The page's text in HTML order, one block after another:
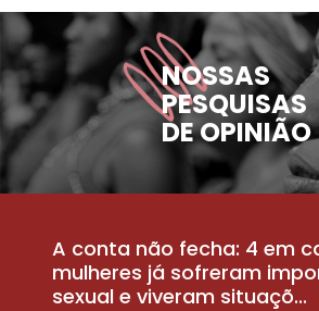
NOSSAS
PESQUISAS
DE OPINIÃO
A conta não fecha: 4 em
mulheres já sofreram
sexual e viveram situaçõ...